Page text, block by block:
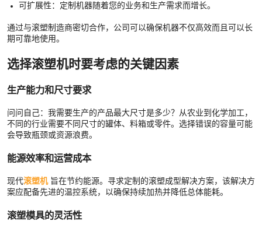
可扩展性：定制机器随着您的业务和生产需求而增长。
通过与滚塑制造商密切合作，公司可以确保机器不仅高效而且可以长
期可靠地使用。
选择滚塑机时要考虑的关键因素
生产能力和尺寸要求
问问自己：我需要生产的产品最大尺寸是多少？从农业到化学加工，
不同的行业需要不同尺寸的罐体、料箱或零件。选择错误的容量可能
会导致瓶颈或资源浪费。
能源效率和运营成本
现代滚塑机旨在节约能源。寻求定制的滚塑成型解决方案，该解决方
案应配备先进的温控系统，以确保持续加热并降低总体能耗。
滚塑模具的灵活性